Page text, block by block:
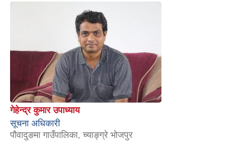
गेहेन्द्र कुमार उपाध्याय
सूचना अधिकारी
पौवादुङमा गाउँपालिका, च्याङ्ग्रे भोजपुर